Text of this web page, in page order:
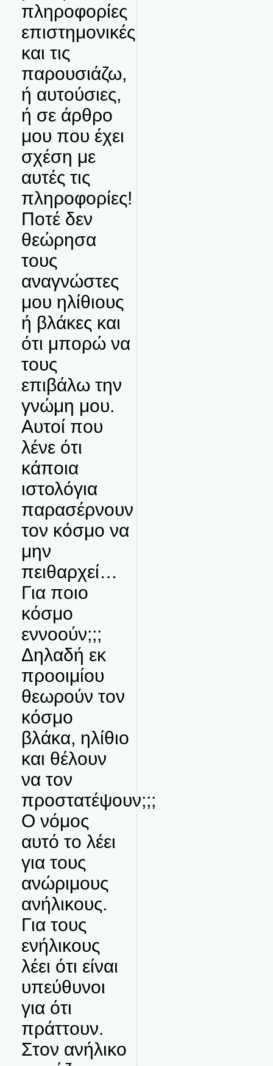
πληροφορίες
επιστημονικές
και τις
παρουσιάζω,
ή αυτούσιες,
ή σε άρθρο
μου που έχει
σχέση με
αυτές τις
πληροφορίες!
Ποτέ δεν
θεώρησα
τους
αναγνώστες
μου ηλίθιους
ή βλάκες και
ότι μπορώ να
τους
επιβάλω την
γνώμη μου.
Αυτοί που
λένε ότι
κάποια
ιστολόγια
παρασέρνουν
τον κόσμο να
μην
πειθαρχεί…
Για ποιο
κόσμο
εννοούν;;;
Δηλαδή εκ
προοιμίου
θεωρούν τον
κόσμο
βλάκα, ηλίθιο
και θέλουν
να τον
προστατέψουν;;;
Ο νόμος
αυτό το λέει
για τους
ανώριμους
ανήλικους.
Για τους
ενήλικους
λέει ότι είναι
υπεύθυνοι
για ότι
πράττουν.
Στον ανήλικο